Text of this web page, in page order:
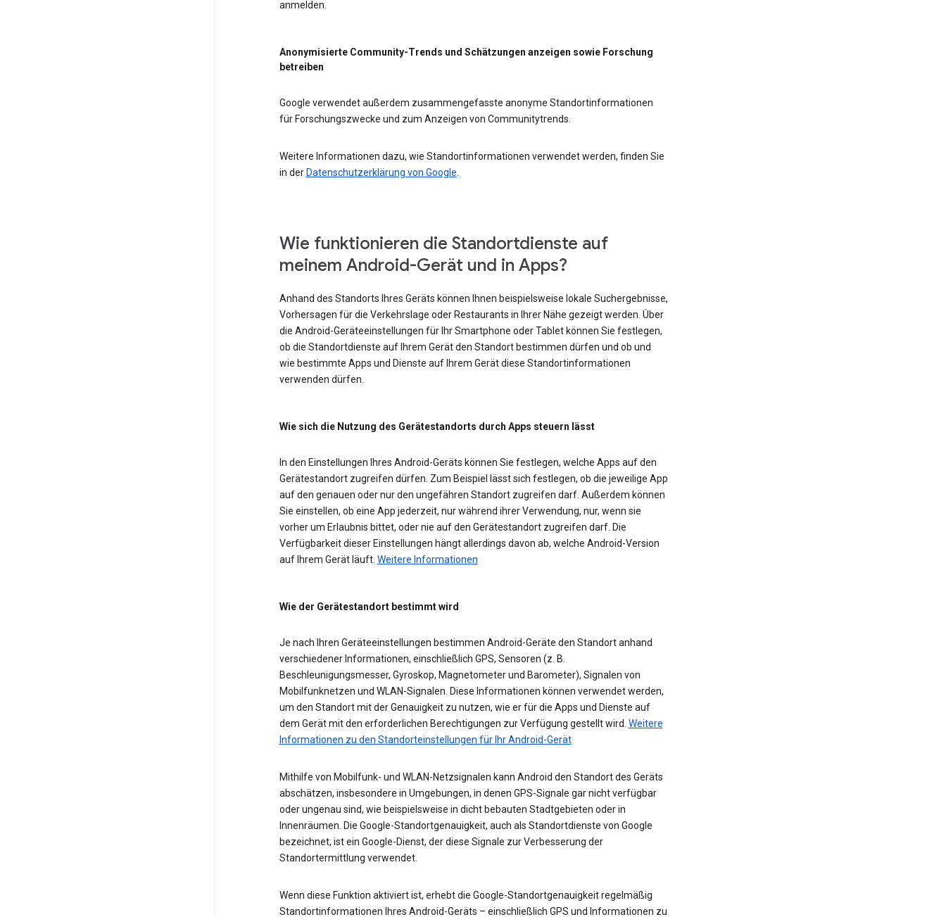
anmelden.
Anonymisierte Community-Trends und Schätzungen anzeigen sowie Forschung
betreiben
Google verwendet außerdem zusammengefasste anonyme Standortinformationen
für Forschungszwecke und zum Anzeigen von Communitytrends.
Weitere Informationen dazu, wie Standortinformationen verwendet werden, finden Sie
in der Datenschutzerklärung von Google
Wie funktionieren die Standortdienste auf
meinem Android-Gerät und in Apps?
Anhand des Standorts Ihres Geräts können Ihnen beispielsweise lokale Suchergebnisse,
Vorhersagen für die Verkehrslage oder Restaurants in Ihrer Nähe gezeigt werden. Über
die Android-Geräteeinstellungen für Ihr Smartphone oder Tablet können Sie festlegen,
ob die Standortdienste auf Ihrem Gerät den Standort bestimmen dürfen und ob und
wie bestimmte Apps und Dienste auf Ihrem Gerät diese Standortinformationen
verwenden dürfen.
Wie sich die Nutzung des Gerätestandorts durch Apps steuern lässt
In den Einstellungen Ihres Android-Geräts können Sie festlegen, welche Apps auf den
Gerätestandort zugreifen dürfen. Zum Beispiel lässt sich festlegen, ob die jeweilige App
auf den genauen oder nur den ungefähren Standort zugreifen darf. Außerdem können
Sie einstellen, ob eine App jederzeit, nur während ihrer Verwendung, nur, wenn sie
vorher um Erlaubnis bittet, oder nie auf den Gerätestandort zugreifen darf. Die
Verfügbarkeit dieser Einstellungen hängt allerdings davon ab, welche Android-Version
auf Ihrem Gerät läuft. Weitere Informationen
Wie der Gerätestandort bestimmt wird
Je nach Ihren Geräteeinstellungen bestimmen Android-Geräte den Standort anhand
verschiedener Informationen, einschließlich GPS, Sensoren (z. B.
Beschleunigungsmesser, Gyroskop, Magnetometer und Barometer), Signalen von
Mobilfunknetzen und WLAN-Signalen. Diese Informationen können verwendet werden,
um den Standort mit der Genauigkeit zu nutzen, wie er für die Apps und Dienste auf
dem Gerät mit den erforderlichen Berechtigungen zur Verfügung gestellt wird. Weitere
Informationen zu den Standorteinstellungen für Ihr Android-Gerät
Mithilfe von Mobilfunk- und WLAN-Netzsignalen kann Android den Standort des Geräts
abschätzen, insbesondere in Umgebungen, in denen GPS-Signale gar nicht verfügbar
oder ungenau sind, wie beispielsweise in dicht bebauten Stadtgebieten oder in
Innenräumen. Die Google-Standortgenauigkeit, auch als Standortdienste von Google
bezeichnet, ist ein Google-Dienst, der diese Signale zur Verbesserung der
Standortermittlung verwendet.
Wenn diese Funktion aktiviert ist, erhebt die Google-Standortgenauigkeit regelmäßig
Standortinformationen Ihres Android-Geräts – einschließlich GPS und Informationen zu